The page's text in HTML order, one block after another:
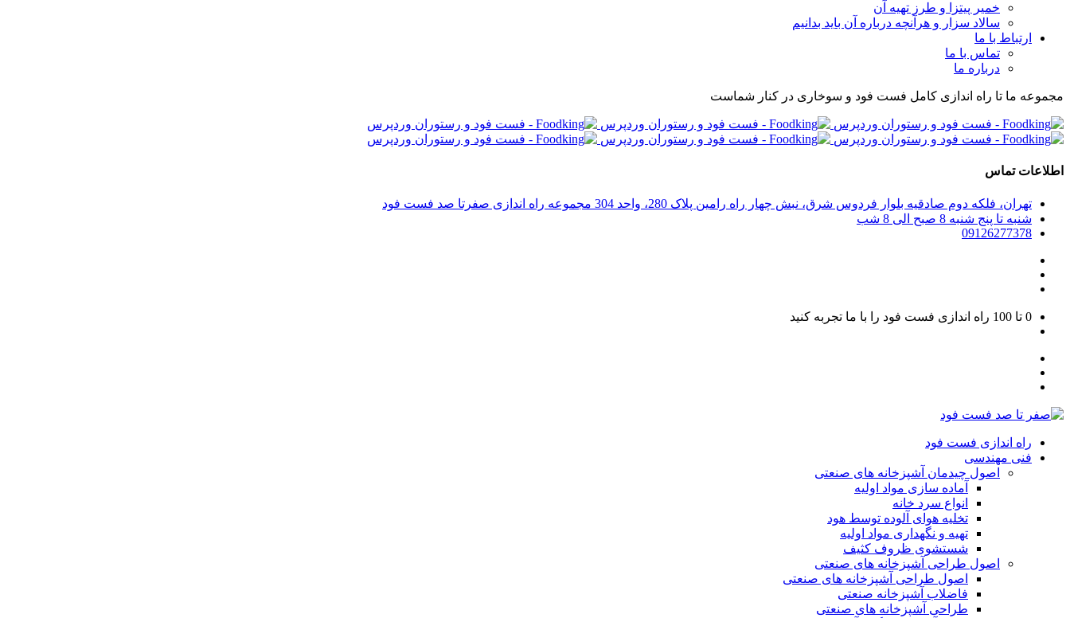
خمیر پیتزا و طرز تهیه آن
سالاد سزار و هرآنچه درباره آن باید بدانیم
ارتباط با ما
تماس با ما
درباره ما
مجموعه ما تا راه اندازی کامل فست فود و سوخاری در کنار شماست
اطلاعات تماس
تهران، فلکه دوم صادقیه بلوار فردوس شرق، نبش چهار راه رامین پلاک 280، واحد 304 مجموعه راه اندازی صفرتا صد فست فود
شنبه تا پنج شنبه 8 صبح الی 8 شب
09126277378
0 تا 100 راه اندازی فست فود را با ما تجربه کنید
راه اندازی فست فود
فنی مهندسی
اصول چیدمان آشپزخانه های صنعتی
آماده سازی مواد اولیه
انواع سرد خانه
تخلیه هوای آلوده توسط هود
تهیه و نگهداری مواد اولیه
شستشوی ظروف کثیف
اصول طراحی آشپزخانه های صنعتی
اصول طراحی آشپزخانه های صنعتی
فاضلاب آشپزخانه صنعتی
طراحی آشپزخانه های صنعتی